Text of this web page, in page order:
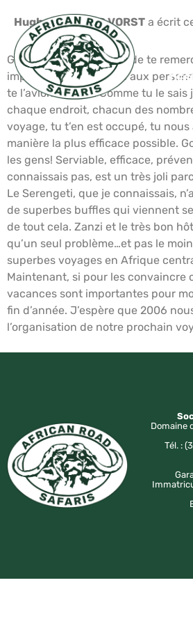
Hughes VAN DER VORST a écrit
Gautier, Voilà. Le temps de te
important, c’est de dire aux
te l’avions confié. Comme tu le
chaque endroit, chacun des
voyage, tu t’en est occupé, tu
manière la plus efficace possible.
les gens! Serviable, efficace,
connaissais pas, est un très joli
Le Serengeti, que je connaissais,
de superbes buffles qui viennent
de tout cela. Zanzi et le très bon
qu’un seul problème…et pas le
superbes voyages en Afrique
Maintenant, si pour les convaincre
vacances sont importantes pour
fin d’année. J’espère que 2006
l’organisation de notre prochain
Domaine
Tél. :